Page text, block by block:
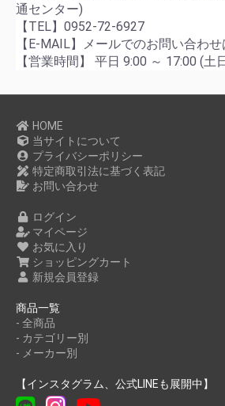
通センター)
【TEL】0952-72-6927
【E-MAIL】メールでのお問い合わせ
【営業時間】 平日 9:00 ～ 17:00 (土
HOME
当サイトについて
プライバシーポリシー
特定商取引法に基づく表記
お問い合わせ
ログイン
マイページ
お気に入り
ショッピングカート
新規会員登録
商品一覧
- 全商品
- カテゴリー別
- メーカー別
【インスタグラム、公式LINEも展開中】